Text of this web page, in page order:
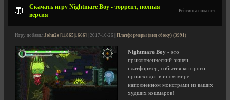
Скачать игру Nightmare Boy - торрент, полная
версия
Рейтинга пока нет
Игру добавил John2s [11865|1666] | 2017-10-26 | Платформеры (вид сбоку) (3991)
Nightmare Boy - это
приключенческий экшен-
платформер, события которого
происходят в ином мире,
наполненном монстрами из ваших
худших кошмаров!